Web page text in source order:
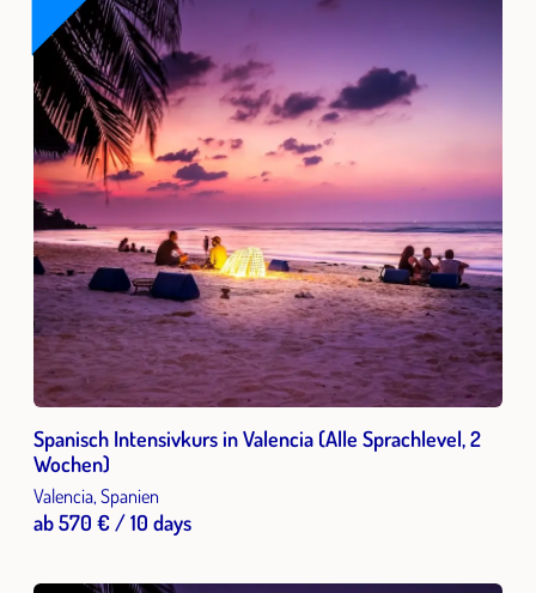
Spanisch Intensivkurs in Valencia (Alle Sprachlevel, 2
Wochen)
Valencia, Spanien
ab 570 € / 10 days